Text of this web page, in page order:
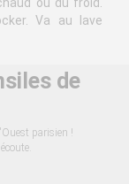
ou du froid.
Va au lave
de
parisien !